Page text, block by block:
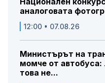
аналоговата
12:00 • 07.08.26
Министърът на
момче от автобуса:
това не...